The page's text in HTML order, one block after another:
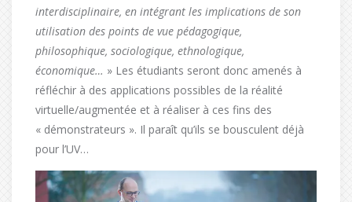
interdisciplinaire, en intégrant les implications de son
utilisation des points de vue pédagogique,
philosophique, sociologique, ethnologique,
économique… » Les étudiants seront donc amenés à
réfléchir à des applications possibles de la réalité
virtuelle/augmentée et à réaliser à ces fins des
« démonstrateurs ». Il paraît qu’ils se bousculent déjà
pour l’UV…